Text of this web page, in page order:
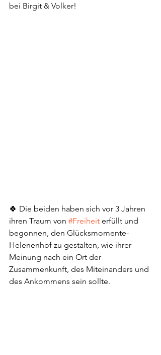
bei Birgit & Volker!
🍀 Die beiden haben sich vor 3 Jahren
ihren Traum von #Freiheit erfüllt und
begonnen, den Glücksmomente-
Helenenhof zu gestalten, wie ihrer
Meinung nach ein Ort der
Zusammenkunft, des Miteinanders und
des Ankommens sein sollte.